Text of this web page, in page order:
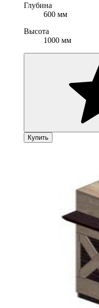
Глубина
600 мм
Высота
1000 мм
Купить